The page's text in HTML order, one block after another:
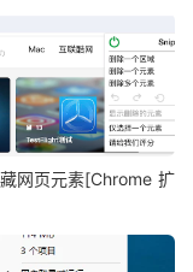
网页元素[Chrome 扩